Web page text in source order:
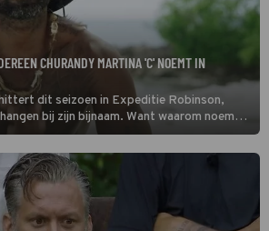
CHURANDY MARTINA 'C' NOEMT IN
dit seizoen in Expeditie Robinson,
bij zijn bijnaam. Want waarom noemen
'C'?